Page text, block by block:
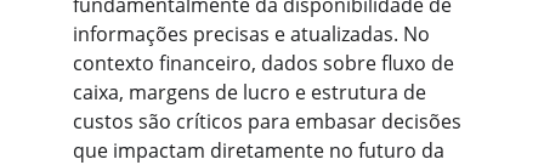
informações precisas e atualizadas. No
contexto financeiro, dados sobre fluxo de
caixa, margens de lucro e estrutura de
custos são críticos para embasar decisões
que impactam diretamente no futuro da